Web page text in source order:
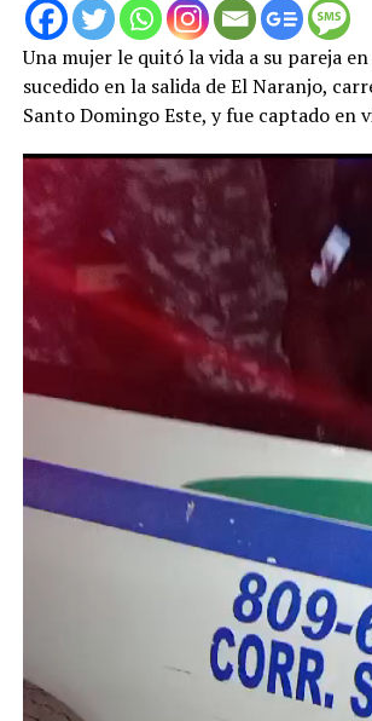
Una mujer le quitó la vida a su pareja
sucedido en la salida de El Naranjo,
Santo Domingo Este, y fue captado en